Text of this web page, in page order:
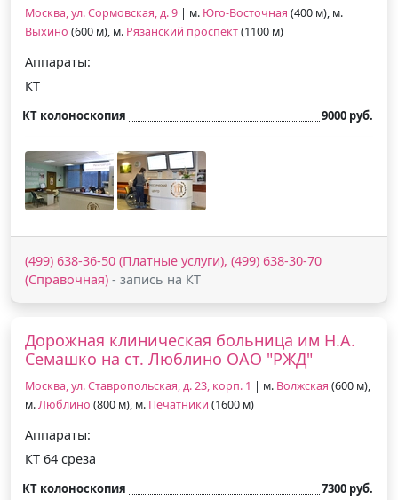
Москва, ул. Сормовская, д. 9 | м. Юго-Восточная (400 м), м.
Выхино (600 м), м. Рязанский проспект(1100 м)
Аппараты:
КТ
КТ колоноскопия 9000 руб.
(499) 638-36-50 (Платные услуги), (499) 638-30-70
(Справочная) - запись на КТ
Дорожная клиническая больница им Н.А.
Семашко на ст. Люблино ОАО "РЖД"
Москва, ул. Ставропольская, д. 23, корп. 1 | м. Волжская (600 м),
м.Люблино (800 м), м. Печатники (1600 м)
Аппараты:
КТ 64 среза
КТ колоноскопия 7300 руб.